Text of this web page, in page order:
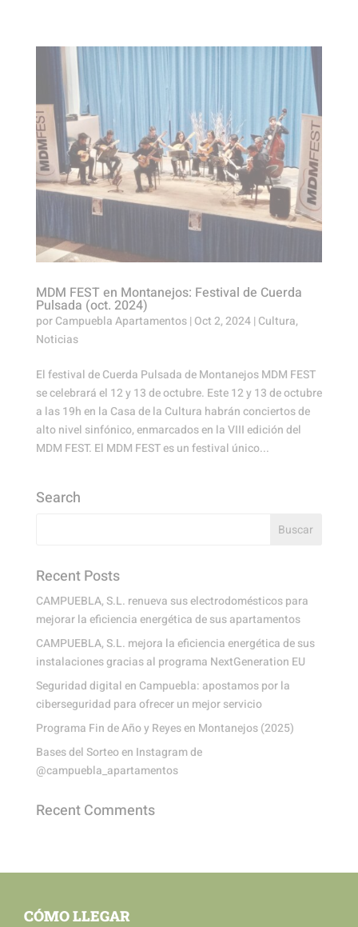
MDM FEST en Montanejos: Festival de Cuerda
Pulsada (oct. 2024)
porCampuebla Apartamentos| Oct 2, 2024| Cultura,
Noticias
El festival de Cuerda Pulsada de Montanejos MDM FEST
se celebrará el 12 y 13 de octubre. Este 12 y 13 de octubre
a las 19h en la Casa de la Cultura habrán conciertos de
alto nivel sinfónico, enmarcados en la VIII edición del
MDM FEST. El MDM FEST es un festival único...
Search
Recent Posts
CAMPUEBLA, S.L. renueva sus electrodomésticos para
mejorar la eficiencia energética de sus apartamentos
CAMPUEBLA, S.L. mejora la eficiencia energética de sus
instalaciones gracias al programa NextGeneration EU
Seguridad digital en Campuebla: apostamos por la
ciberseguridad para ofrecer un mejor servicio
Programa Fin de Año y Reyes en Montanejos (2025)
Bases del Sorteo en Instagram de
@campuebla_apartamentos
Recent Comments
CÓMO LLEGAR